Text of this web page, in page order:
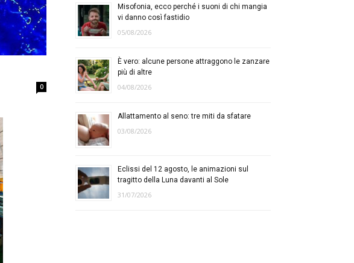
0
Misofonia, ecco perché i suoni di chi mangia
vi danno così fastidio
05/08/2026
È vero: alcune persone attraggono le zanzare
più di altre
04/08/2026
Allattamento al seno: tre miti da sfatare
03/08/2026
Eclissi del 12 agosto, le animazioni sul
tragitto della Luna davanti al Sole
31/07/2026